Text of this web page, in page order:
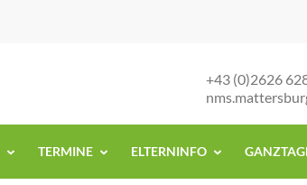
+43 (0)2626
TERMINE ELTERNINFO